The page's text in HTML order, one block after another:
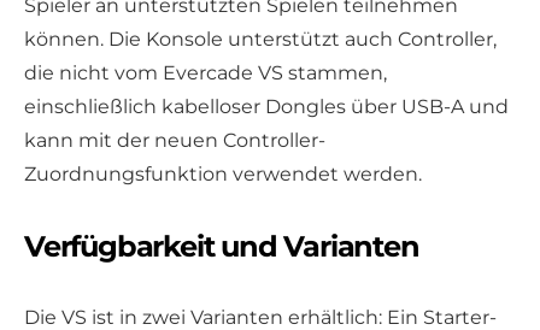
Spieler an unterstützten Spielen teilnehmen
können. Die Konsole unterstützt auch Controller,
die nicht vom Evercade VS stammen,
einschließlich kabelloser Dongles über USB-A und
kann mit der neuen Controller-
Zuordnungsfunktion verwendet werden.
Verfügbarkeit und Varianten
Die VS ist in zwei Varianten erhältlich: Ein Starter-